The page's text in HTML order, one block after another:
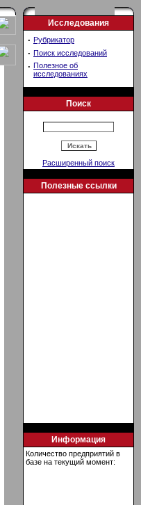
Исследования
· Рубрикатор
· Поиск исследований
· Полезное об
исследованиях
Поиск
Расширенный поиск
Полезные ссылки
Информация
Количество предприятий в
базе на текущий момент: